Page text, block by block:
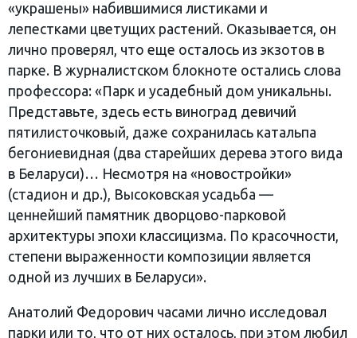
«украшены» набившимися листиками и
лепестками цветущих растений. Оказывается, он
лично проверял, что еще осталось из экзотов в
парке. В журналистском блокноте остались слова
профессора: «Парк и усадебный дом уникальны.
Представьте, здесь есть виноград девичий
пятилисточковый, даже сохранилась катальпа
бегониевидная (два старейших дерева этого вида
в Беларуси)… Несмотря на «новостройки»
(стадион и др.), Высоковская усадьба —
ценнейший памятник дворцово-парковой
архитектуры эпохи классицизма. По красочности,
степени выраженности композиции является
одной из лучших в Беларуси».
Анатолий Федорович часами лично исследовал
парки или то, что от них осталось, при этом любил